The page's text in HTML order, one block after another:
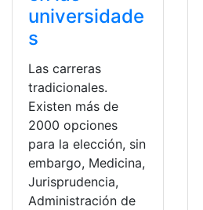
universidade
s
Las carreras
tradicionales.
Existen más de
2000 opciones
para la elección, sin
embargo, Medicina,
Jurisprudencia,
Administración de